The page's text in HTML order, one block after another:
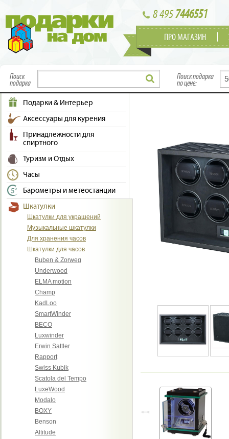
8 4957446551
ПРО МАГАЗИН
Поиск
подарка
Поиск подарка
по цене:
Подарки & Интерьер
Аксессуары для курения
Принадлежности для
спиртного
Туризм и Отдых
Часы
Барометры и метеостанции
Шкатулки
Шкатулки для украшений
Музыкальные шкатулки
Для хранения часов
Шкатулки для часов
Buben & Zorweg
Underwood
ELMA motion
Champ
KadLoo
SmartWinder
BECO
Luxwinder
Erwin Sattler
Rapport
Swiss Kubik
Scatola del Tempo
LuxeWood
Modalo
BOXY
Benson
Altitude